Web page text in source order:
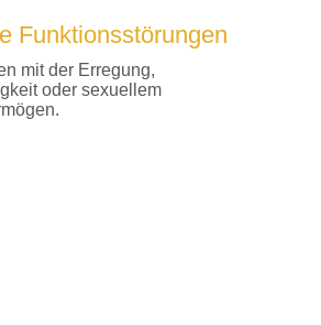
Funktionsstörungen
mit der Erregung,
oder sexuellem